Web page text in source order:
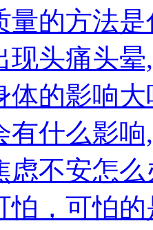
量的方法
现头痛头
体的影响
有什么影
虑不安怎
怕，可怕